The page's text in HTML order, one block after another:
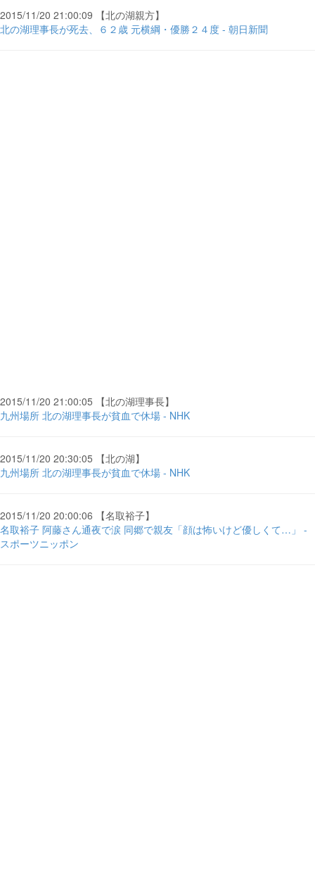
2015/11/20 21:00:09 【北の湖親方】
北の湖理事長が死去、６２歳 元横綱・優勝２４度 - 朝日新聞
2015/11/20 21:00:05 【北の湖理事長】
九州場所 北の湖理事長が貧血で休場 - NHK
2015/11/20 20:30:05 【北の湖】
九州場所 北の湖理事長が貧血で休場 - NHK
2015/11/20 20:00:06 【名取裕子】
名取裕子 阿藤さん通夜で涙 同郷で親友「顔は怖いけど優しくて…」 -
スポーツニッポン